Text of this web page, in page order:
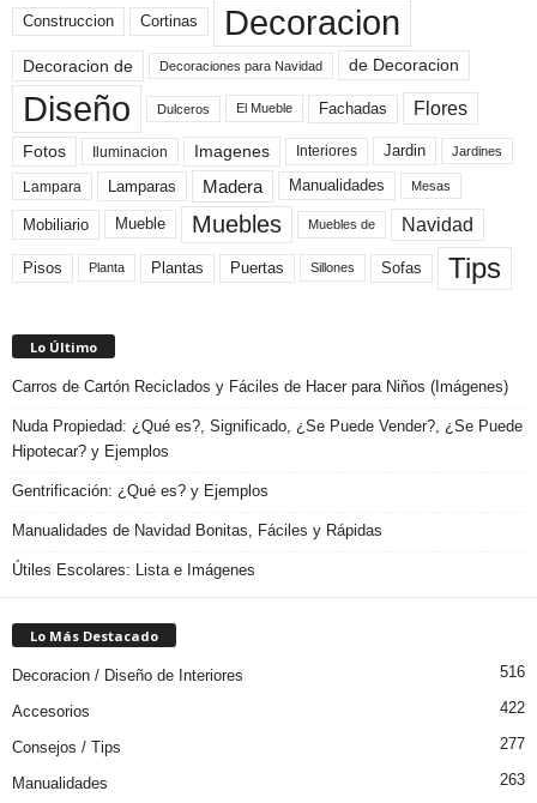
Construccion Cortinas Decoracion
Decoracion de Decoraciones para Navidad de Decoracion
Diseño Dulceros El Mueble Fachadas Flores
Fotos Iluminacion Imagenes Interiores Jardin Jardines
Lampara Lamparas Madera Manualidades Mesas
Mobiliario Mueble Muebles Muebles de Navidad
Pisos Planta Plantas Puertas Sillones Sofas Tips
Lo Último
Carros de Cartón Reciclados y Fáciles de Hacer para Niños (Imágenes)
Nuda Propiedad: ¿Qué es?, Significado, ¿Se Puede Vender?, ¿Se Puede
Hipotecar? y Ejemplos
Gentrificación: ¿Qué es? y Ejemplos
Manualidades de Navidad Bonitas, Fáciles y Rápidas
Útiles Escolares: Lista e Imágenes
Lo Más Destacado
Decoracion / Diseño de Interiores 516
Accesorios 422
Consejos / Tips 277
Manualidades 263